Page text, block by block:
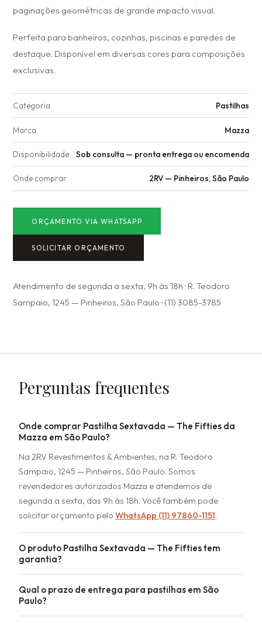
paginações geométricas de grande impacto visual.
Perfeita para banheiros, cozinhas, piscinas e paredes de
destaque. Disponível em diversas cores para composições
exclusivas.
Categoria Pastilhas
Marca Mazza
Disponibilidade Sob consulta — pronta entrega ou encomenda
Onde comprar 2RV — Pinheiros, São Paulo
ORÇAMENTO VIA WHATSAPP
SOLICITAR ORÇAMENTO
Atendimento de segunda a sexta, 9h às 18h · R. Teodoro
Sampaio, 1245 — Pinheiros, São Paulo · (11) 3085-3785
Perguntas frequentes
Onde comprar Pastilha Sextavada — The Fifties da
Mazza em São Paulo?
Na 2RV Revestimentos & Ambientes, na R. Teodoro
Sampaio, 1245 — Pinheiros, São Paulo. Somos
revendedores autorizados Mazza e atendemos de
segunda a sexta, das 9h às 18h. Você também pode
solicitar orçamento pelo WhatsApp (11) 97860-1151.
O produto Pastilha Sextavada — The Fifties tem
garantia?
Qual o prazo de entrega para pastilhas em São
Paulo?